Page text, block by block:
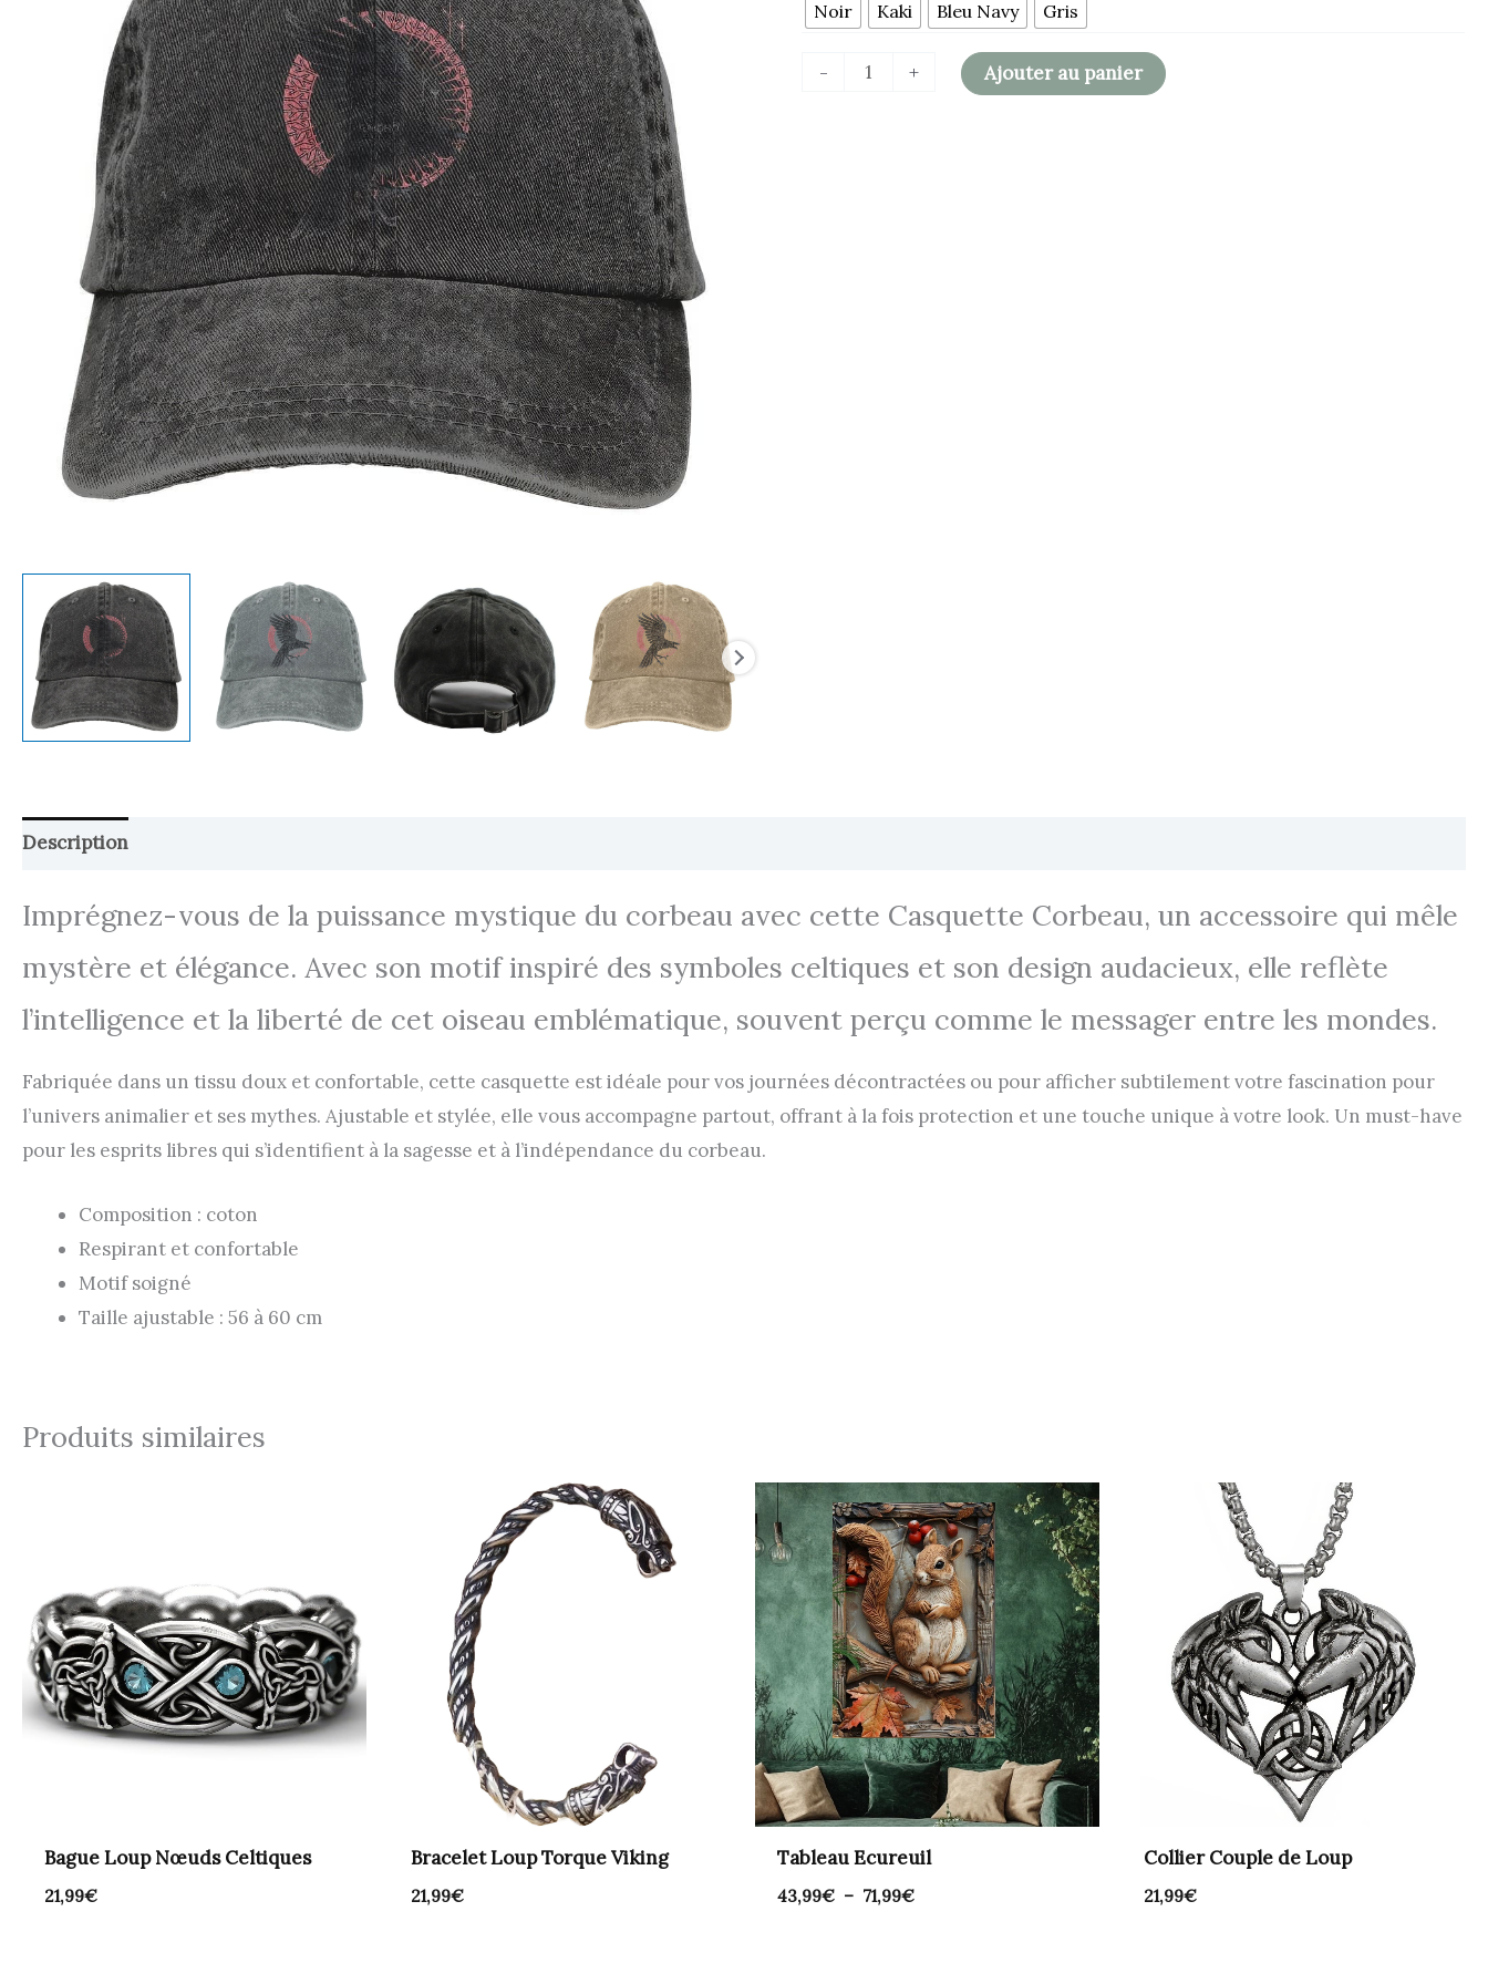
Noir Kaki Bleu Navy Gris
- + Ajouter au panier
Description
Imprégnez-vous de la puissance mystique du corbeau avec cette Casquette Corbeau, un accessoire qui mêle
mystère et élégance. Avec son motif inspiré des symboles celtiques et son design audacieux, elle reflète
l’intelligence et la liberté de cet oiseau emblématique, souvent perçu comme le messager entre les mondes.
Fabriquée dans un tissu doux et confortable, cette casquette est idéale pour vos journées décontractées ou pour afficher subtilement votre fascination pour
l’univers animalier et ses mythes. Ajustable et stylée, elle vous accompagne partout, offrant à la fois protection et une touche unique à votre look. Un must-have
pour les esprits libres qui s’identifient à la sagesse et à l’indépendance du corbeau.
Composition : coton
Respirant et confortable
Motif soigné
Taille ajustable : 56 à 60 cm
Produits similaires
Bague Loup Nœuds Celtiques
21,99€
Bracelet Loup Torque Viking
21,99€
Tableau Ecureuil
43,99€ – 71,99€
Plage
de
prix :
43,99€
à
71,99€
Collier Couple de Loup
21,99€